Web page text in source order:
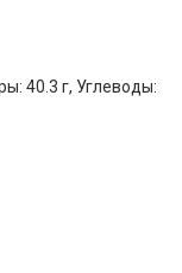
40.3 г, Углеводы: